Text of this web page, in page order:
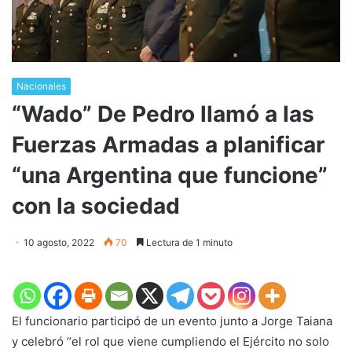
Nacionales
“Wado” De Pedro llamó a las
Fuerzas Armadas a planificar
“una Argentina que funcione”
con la sociedad
10 agosto, 2022 70 Lectura de 1 minuto
El funcionario participó de un evento junto a Jorge Taiana
y celebró “el rol que viene cumpliendo el Ejército no solo